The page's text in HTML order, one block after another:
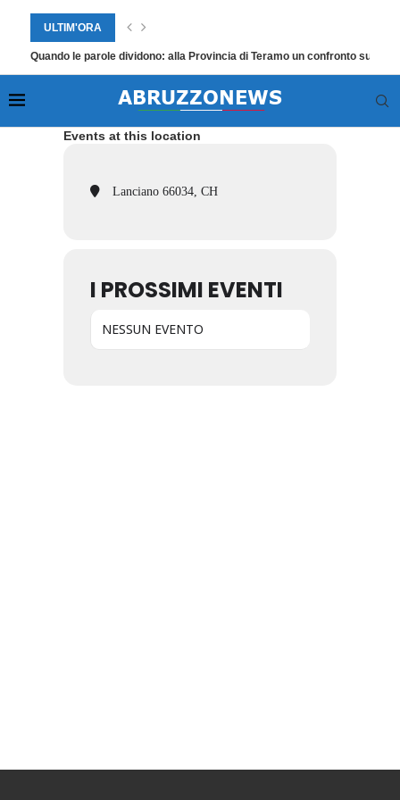
ULTIM'ORA
Quando le parole dividono: alla Provincia di Teramo un confronto sul
Events at this location
Lanciano 66034, CH
I PROSSIMI EVENTI
NESSUN EVENTO